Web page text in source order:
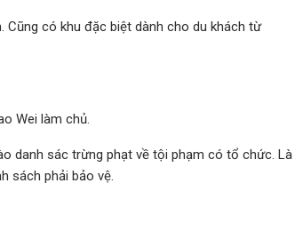
Cũng có khu đặc biệt dành cho du khách từ
Wei làm chủ.
danh sác trừng phạt về tội phạm có tổ chức. Là
sách phải bảo vệ.